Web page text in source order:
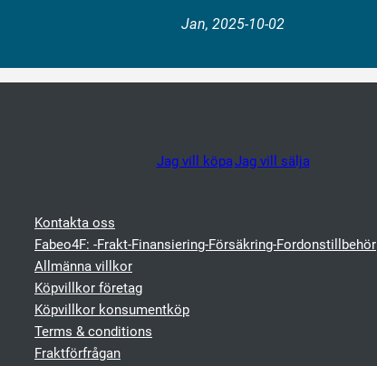
Jan, 2025-10-02
Jag vill köpaJag vill sälja
Kontakta oss
Fabeo4F: -Frakt-Finansiering-Försäkring-Fordonstillbehör
Allmänna villkor
Köpvillkor företag
Köpvillkor konsumentköp
Terms & conditions
Fraktförfrågan